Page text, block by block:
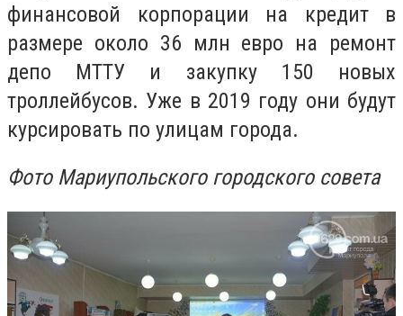
финансовой корпорации на кредит в
размере около 36 млн евро на ремонт
депо МТТУ и закупку 150 новых
троллейбусов. Уже в 2019 году они будут
курсировать по улицам города.
Фото Мариупольского городского совета